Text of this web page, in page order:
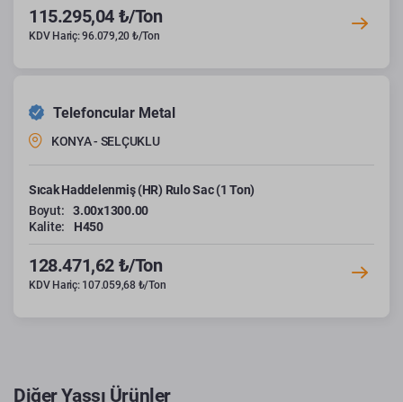
115.295,04 ₺/Ton
KDV Hariç: 96.079,20 ₺/Ton
Telefoncular Metal
KONYA - SELÇUKLU
Sıcak Haddelenmiş (HR) Rulo Sac (1 Ton)
Boyut:
3.00x1300.00
Kalite:
H450
128.471,62 ₺/Ton
KDV Hariç: 107.059,68 ₺/Ton
Diğer Yassı Ürünler